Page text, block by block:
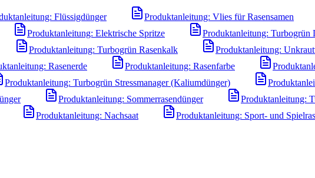
Flüssigdünger Produktanleitung: Vlies für Rasensamen
Produktanleitung: Elektrische Spritze Produktanleitung: Turbogrün
Produktanleitung: Turbogrün Rasenkalk Produktanleitung:
Rasenerde Produktanleitung: Rasenfarbe
Produktanleitung: Turbogrün Stressmanager (Kaliumdünger)
Produktanleitung: Sommerrasendünger Produktanleitung:
Produktanleitung: Nachsaat
Produktanleitung: Sport- und